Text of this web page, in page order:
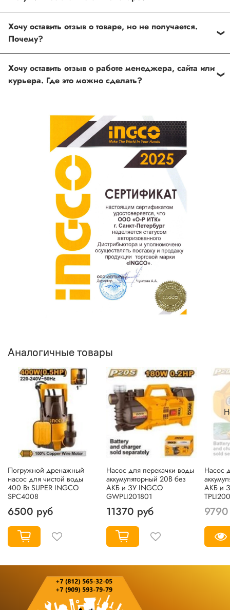
специальное поле, где Вы можете оставить свой отзыв.
Также Вы можете присвоить товару от одной до пяти
звёзд. Все отзывы о товарах проходят модерацию.
Хочу оставить отзыв о товаре, но не получается.
полей. Если поля заполнены корректно, то свяжитесь с
нами по телефону +7 (812) 565-32-05;
Хочу оставить отзыв о работе менеджера, сайта или
Ваш отзыв о товаре, магазине или работе продавца
поможет нам улучшать сервис и будет полезен другим
Оставить отзыв о покупке
Аналогичные товары
Погружной дренажный
насос для чистой воды
400 Вт SUPER INGCO
SPC4008
6500 руб
Насос для перекачки воды
аккумуляторный 20В без
АКБ и ЗУ INGCO
GWPLI201801
11370 руб
Насос
АКБ и